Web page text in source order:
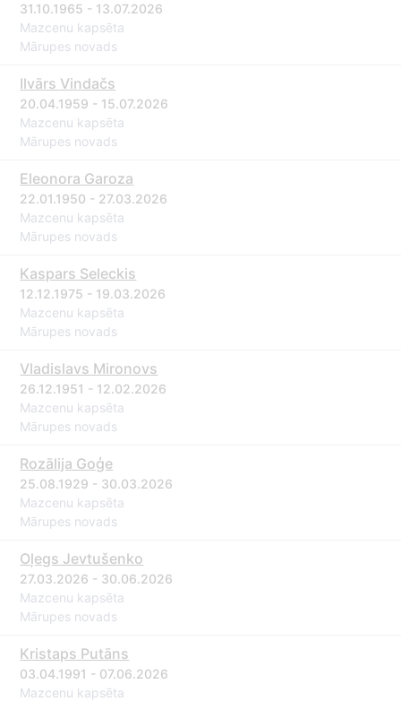
31.10.1965 - 13.07.2026
Mazcenu kapsēta
Mārupes novads
Ilvārs Vindačs
20.04.1959 - 15.07.2026
Mazcenu kapsēta
Mārupes novads
Eleonora Garoza
22.01.1950 - 27.03.2026
Mazcenu kapsēta
Mārupes novads
Kaspars Seleckis
12.12.1975 - 19.03.2026
Mazcenu kapsēta
Mārupes novads
Vladislavs Mironovs
26.12.1951 - 12.02.2026
Mazcenu kapsēta
Mārupes novads
Rozālija Goģe
25.08.1929 - 30.03.2026
Mazcenu kapsēta
Mārupes novads
Oļegs Jevtušenko
27.03.2026 - 30.06.2026
Mazcenu kapsēta
Mārupes novads
Kristaps Putāns
03.04.1991 - 07.06.2026
Mazcenu kapsēta